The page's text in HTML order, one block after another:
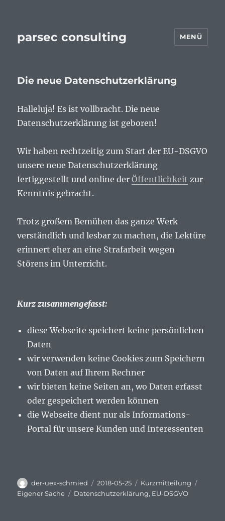
parsec consulting MENÜ
Die neue Datenschutzerklärung
Halleluja! Es ist vollbracht. Die neue
Datenschutzerklärung ist geboren!
Wir haben rechtzeitig zum Start der EU-DSGVO
unsere neue Datenschutzerklärung
fertiggestellt und online derÖffentlichkeit zur
Kenntnis gebracht.
Trotz großem Bemühen das ganze Werk
verständlich und lesbar zu machen, die Lektüre
erinnert eher an eine Strafarbeit wegen
Störens im Unterricht.
Kurz zusammengefasst:
diese Webseite speichert keine persönlichen
Daten
wir verwenden keine Cookies zum Speichern
von Daten auf Ihrem Rechner
wir bieten keine Seiten an, wo Daten erfasst
oder gespeichert werden können
die Webseite dient nur als Informations-
Portal für unsere Kunden und Interessenten
Autor
der-uex-schmied
Veröffentlicht
am
2018-05-25 Format
Kurzmitteilung
Eigener Sache
Schlagwörter
Datenschutzerklärung, EU-DSGVO